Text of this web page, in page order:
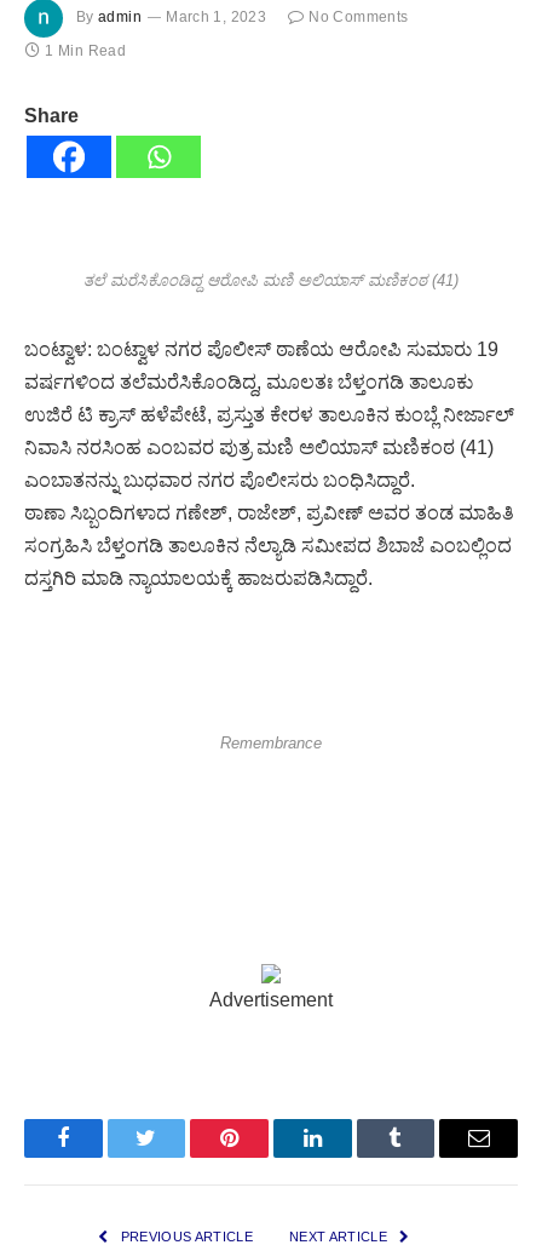
By admin March 1, 2023
No Comments
1 Min Read
Share
ತಲೆ ಮರೆಸಿಕೊಂಡಿದ್ದ ಆರೋಪಿ ಮಣಿ ಅಲಿಯಾಸ್ ಮಣಿಕಂಠ (41)
ಬಂಟ್ವಾಳ: ಬಂಟ್ವಾಳ ನಗರ ಪೊಲೀಸ್ ಠಾಣೆಯ ಆರೋಪಿ ಸುಮಾರು 19
ವರ್ಷಗಳಿಂದ ತಲೆಮರೆಸಿಕೊಂಡಿದ್ದ, ಮೂಲತಃ ಬೆಳ್ತಂಗಡಿ ತಾಲೂಕು
ಉಜಿರೆ ಟಿ ಕ್ರಾಸ್ ಹಳೆಪೇಟೆ, ಪ್ರಸ್ತುತ ಕೇರಳ ತಾಲೂಕಿನ ಕುಂಬ್ಲೆ ನೀರ್ಜಾಲ್
ನಿವಾಸಿ ನರಸಿಂಹ ಎಂಬವರ ಪುತ್ರ ಮಣಿ ಅಲಿಯಾಸ್ ಮಣಿಕಂಠ (41)
ಎಂಬಾತನನ್ನು ಬುಧವಾರ ನಗರ ಪೊಲೀಸರು ಬಂಧಿಸಿದ್ದಾರೆ.
ಠಾಣಾ ಸಿಬ್ಬಂದಿಗಳಾದ ಗಣೇಶ್, ರಾಜೇಶ್, ಪ್ರವೀಣ್ ಅವರ ತಂಡ ಮಾಹಿತಿ
ಸಂಗ್ರಹಿಸಿ ಬೆಳ್ತಂಗಡಿ ತಾಲೂಕಿನ ನೆಲ್ಯಾಡಿ ಸಮೀಪದ ಶಿಬಾಜೆ ಎಂಬಲ್ಲಿಂದ
ದಸ್ತಗಿರಿ ಮಾಡಿ ನ್ಯಾಯಾಲಯಕ್ಕೆ ಹಾಜರುಪಡಿಸಿದ್ದಾರೆ.
Remembrance
Advertisement
FacebookTwitter PinterestLinkedInTumblr Email
PREVIOUS ARTICLE NEXT ARTICLE